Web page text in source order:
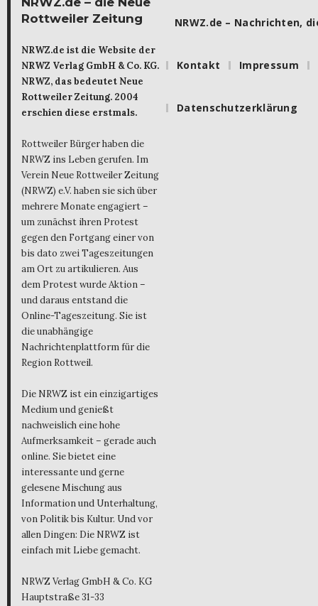
Rottweiler Zeitung
NRWZ.de ist die Website der
NRWZ Verlag GmbH & Co. KG.
NRWZ, das bedeutet Neue
Rottweiler Zeitung. 2004
erschien diese erstmals.
Rottweiler Bürger haben die
NRWZ ins Leben gerufen. Im
Verein Neue Rottweiler Zeitung
(NRWZ) e.V. haben sie sich über
mehrere Monate engagiert –
um zunächst ihren Protest
gegen den Fortgang einer von
bis dato zwei Tageszeitungen
am Ort zu artikulieren. Aus
dem Protest wurde Aktion –
und daraus entstand die
Online-Tageszeitung. Sie ist
die unabhängige
Nachrichtenplattform für die
Region Rottweil.
Die NRWZ ist ein einzigartiges
Medium und genießt
nachweislich eine hohe
Aufmerksamkeit – gerade auch
online. Sie bietet eine
interessante und gerne
gelesene Mischung aus
Information und Unterhaltung,
von Politik bis Kultur. Und vor
allen Dingen: Die NRWZ ist
einfach mit Liebe gemacht.
NRWZ Verlag GmbH & Co. KG
Hauptstraße 31-33
NRWZ.de – Nachrichten,
Kontakt Impressum
Datenschutzerklärung